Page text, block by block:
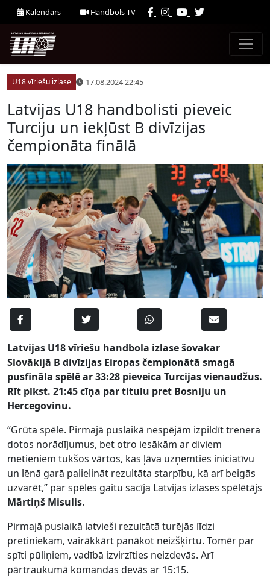
Kalendārs Handbols TV
U18 vīriešu izlase 17.08.2024 22:45
Latvijas U18 handbolisti pieveic
Turciju un iekļūst B divīzijas
čempionāta finālā
Latvijas U18 vīriešu handbola izlase šovakar
Slovākijā B divīzijas Eiropas čempionātā smagā
pusfināla spēlē ar 33:28 pieveica Turcijas vienaudžus.
Rīt plkst. 21:45 cīņa par titulu pret Bosniju un
Hercegovinu.
“Grūta spēle. Pirmajā puslaikā nespējām izpildīt trenera
dotos norādījumus, bet otro iesākām ar diviem
metieniem tukšos vārtos, kas ļāva uzņemties iniciatīvu
un lēnā garā palielināt rezultāta starpību, kā arī beigās
uzvarēt,” par spēles gaitu sacīja Latvijas izlases spēlētājs
Mārtiņš Misulis.
Pirmajā puslaikā latvieši rezultātā turējās līdzi
pretiniekam, vairākkārt panākot neizšķirtu. Tomēr par
spīti pūliņiem, vadībā izvirzīties neizdevās. Arī
pārtraukumā komandas devās ar 15:15.